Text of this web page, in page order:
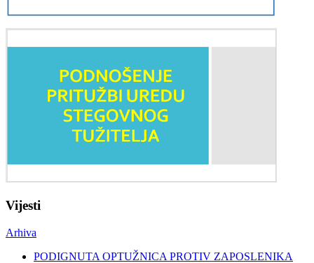
Vijesti
Arhiva
PODIGNUTA OPTUŽNICA PROTIV ZAPOSLENIKA